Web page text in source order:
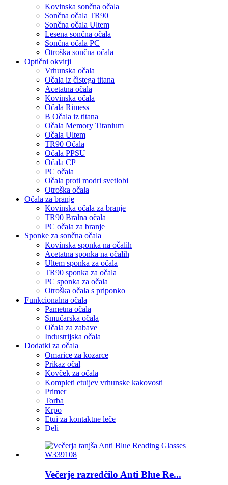
Kovinska sončna očala
Sončna očala TR90
Sončna očala Ultem
Lesena sončna očala
Sončna očala PC
Otroška sončna očala
Optični okvirji
Vrhunska očala
Očala iz čistega titana
Acetatna očala
Kovinska očala
Očala Rimess
B Očala iz titana
Očala Memory Titanium
Očala Ultem
TR90 Očala
Očala PPSU
Očala CP
PC očala
Očala proti modri svetlobi
Otroška očala
Očala za branje
Kovinska očala za branje
TR90 Bralna očala
PC očala za branje
Sponke za sončna očala
Kovinska sponka na očalih
Acetatna sponka na očalih
Ultem sponka za očala
TR90 sponka za očala
PC sponka za očala
Otroška očala s priponko
Funkcionalna očala
Pametna očala
Smučarska očala
Očala za zabave
Industrijska očala
Dodatki za očala
Omarice za kozarce
Prikaz očal
Kovček za očala
Kompleti etuijev vrhunske kakovosti
Primer
Torba
Krpo
Etui za kontaktne leče
Deli
Večerje razredčilo Anti Blue Re...